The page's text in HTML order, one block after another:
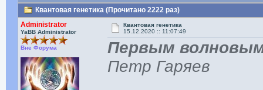
Квантовая генетика (Прочитано 2222 раз)
Administrator
YaBB Administrator
Вне Форума
Квантовая генетика
15.12.2020 :: 11:07:49
Первым
Петр Гаряев